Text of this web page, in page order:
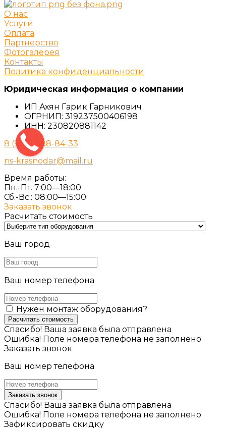
О нас
Услуги
Оплата
Партнерство
Фотогалерея
Контакты
Политика конфиденциальности
Юридическая информация о компании
ИП Ахян Гарик Гарникович
ОГРНИП: 319237500406198
ИНН: 230820881142
8 (938) 888-84-33
ns-krasnodar@mail.ru
Время работы:
Пн.-Пт. 7:00—18:00
Сб.-Вс.: 08:00—15:00
Заказать звонок
Расчитать стоимость
Ваш город
Ваш номер телефона
Нужен монтаж оборудования?
Расчитать стоимость
Спасибо! Ваша заявка была отправлена
Ошибка! Поле номера телефона не заполнено
Заказать звонок
Ваш номер телефона
Заказать звонок
Спасибо! Ваша заявка была отправлена
Ошибка! Поле номера телефона не заполнено
Зафиксировать скидку